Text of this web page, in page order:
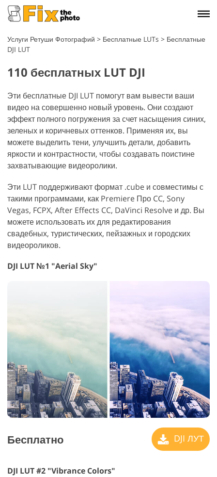
Услуги Ретуши Фотографий > Бесплатные LUTs > Бесплатные
DJI LUT
110 бесплатных LUT DJI
Эти бесплатные DJI LUT помогут вам вывести ваши
видео на совершенно новый уровень. Они создают
эффект полного погружения за счет насыщения синих,
зеленых и коричневых оттенков. Применяя их, вы
можете выделить тени, улучшить детали, добавить
яркости и контрастности, чтобы создавать поистине
захватывающие видеоролики.
Эти LUT поддерживают формат .cube и совместимы с
такими программами, как Premiere Про CC, Sony
Vegas, FCPX, After Effects CC, DaVinci Resolve и др. Вы
можете использовать их для редактирования
свадебных, туристических, пейзажных и городских
видеороликов.
DJI LUT №1 "Aerial Sky"
Бесплатно DJI ЛУТ
DJI LUT #2 "Vibrance Colors"